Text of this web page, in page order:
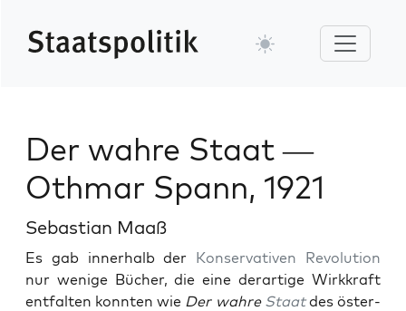
Der wahre Staat —
Othmar Spann, 1921
Sebastian Maaß
Es gab inner­halb der Kon­ser­v­a­tiv­en Rev­o­lu­tion
nur wenige Büch­er, die eine der­ar­tige Wirkkraft
ent­fal­ten kon­nten wie Der wahre Staatdes öster­